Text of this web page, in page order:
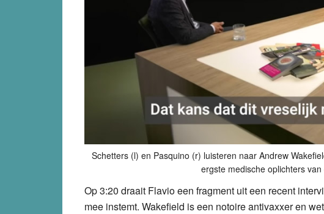
Schetters (l) en Pasquino (r) luisteren naar Andrew
ergste medische oplichters
Op 3:20 draait Flavio een fragment uit een recent
mee instemt. Wakefield is een notoire antivaxxer en